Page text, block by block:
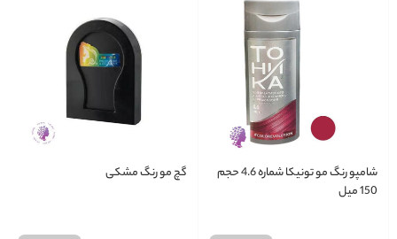
شامپو رنگ مو تونیکا شماره 4.6 حجم
150 میل
گچ مو رنگ مشکی